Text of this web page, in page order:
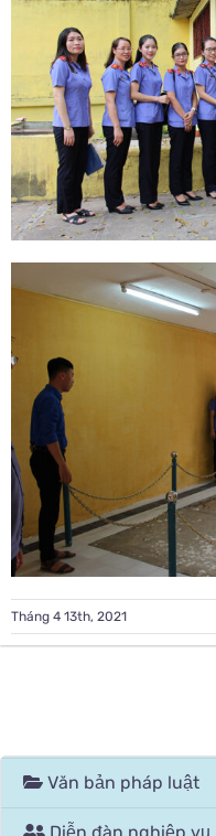
Tháng 4 13th, 2021
Văn bản pháp luật